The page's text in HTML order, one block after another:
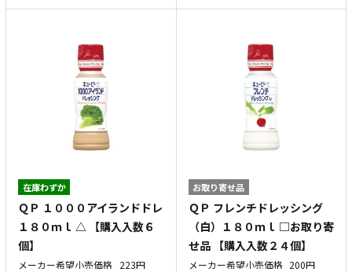
在庫わずか
ＱＰ １０００アイランドドレ
１８０ｍｌ △ 【購入入数６
個】
メーカー希望小売価格 223円
お取り寄せ品
ＱＰ フレンチドレッシング
（白）１８０ｍｌ □お取り寄
せ品 【購入入数２４個】
メーカー希望小売価格 200円